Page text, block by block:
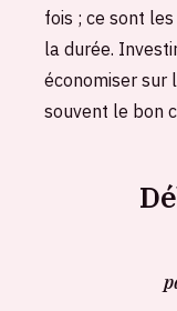
fois ; ce sont
la durée.
économiser sur
souvent le bon